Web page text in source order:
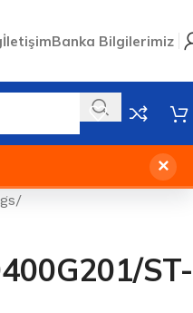
İletişimBanka Bilgilerimiz
×
/
ST-